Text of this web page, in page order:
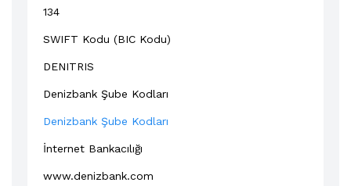
134
SWIFT Kodu (BIC Kodu)
DENITRIS
Denizbank Şube Kodları
Denizbank Şube Kodları
İnternet Bankacılığı
www.denizbank.com